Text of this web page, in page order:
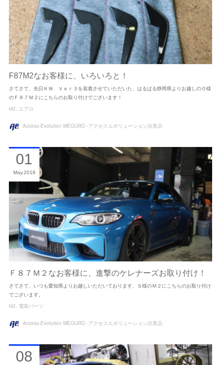
F87M2なお客様に、いろいろと！
さてさて、先日ＫＷ Ｖｅｒ３を装着させていただいた、はるばる静岡県よりお越しのＯ様
のＦ８７Ｍ２にこちらのお取り付けでございます！
M2 エアロ
Access-Evolution MEGURO -アクセスエボリューション目黒店-
Ｆ８７Ｍ２なお客様に、進撃のケレナーズお取り付け！
さてさて、いつも愛知県よりお越しいただいております、Ｓ様のＭ２にこちらのお取り付け
でございます。
01
May 2018
M2 電装パーツ
Access-Evolution MEGURO -アクセスエボリューション目黒店-
08